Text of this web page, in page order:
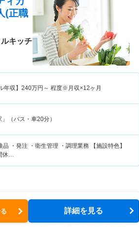
(正職
キッチ
収】 240万円～ 程度※月収×12ヶ月
（バス・車20分）
・発注 ・衛生管理 ・調理業務 【施設特色】
休…
詳細を見る